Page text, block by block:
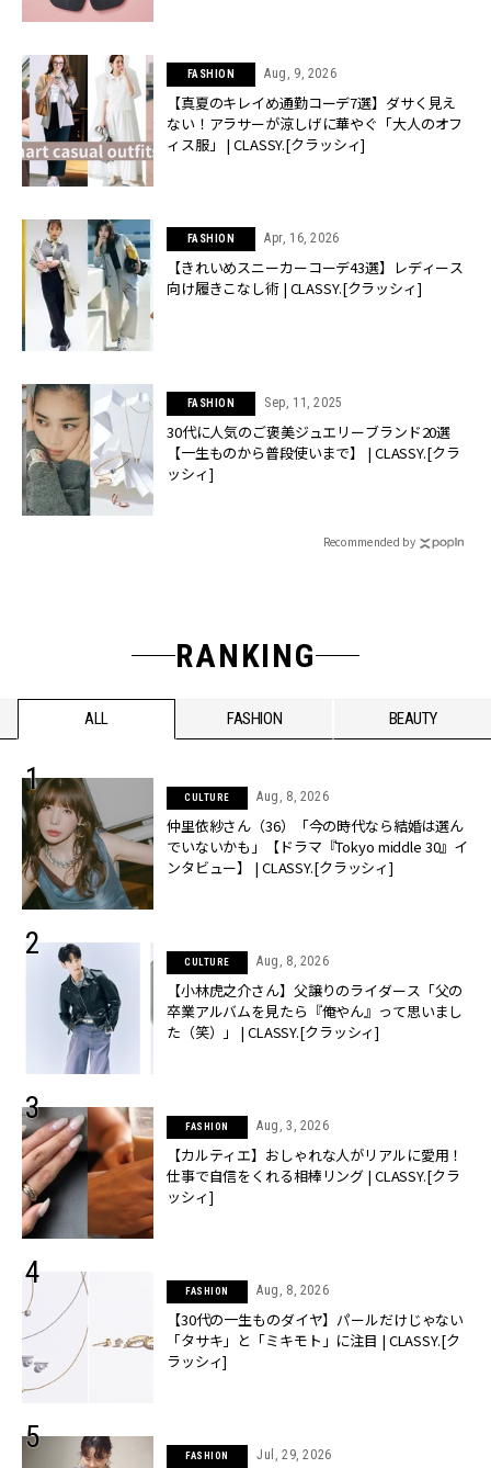
FASHION Aug, 9, 2026
【真夏のキレイめ通勤コーデ7選】ダサく見え
ない！アラサーが涼しげに華やぐ「大人のオフ
ィス服」 | CLASSY.[クラッシィ]
FASHION Apr, 16, 2026
【きれいめスニーカーコーデ43選】レディース
向け履きこなし術 | CLASSY.[クラッシィ]
FASHION Sep, 11, 2025
30代に人気のご褒美ジュエリーブランド20選
【一生ものから普段使いまで】 | CLASSY.[クラ
ッシィ]
Recommended by
RANKING
ALL FASHION BEAUTY
CULTURE Aug, 8, 2026
仲里依紗さん（36）「今の時代なら結婚は選ん
でいないかも」【ドラマ『Tokyo middle 30』イ
ンタビュー】 | CLASSY.[クラッシィ]
CULTURE Aug, 8, 2026
【小林虎之介さん】父譲りのライダース「父の
卒業アルバムを見たら『俺やん』って思いまし
た（笑）」 | CLASSY.[クラッシィ]
FASHION Aug, 3, 2026
【カルティエ】おしゃれな人がリアルに愛用！
仕事で自信をくれる相棒リング | CLASSY.[クラ
ッシィ]
FASHION Aug, 8, 2026
【30代の一生ものダイヤ】パールだけじゃない
「タサキ」と「ミキモト」に注目 | CLASSY.[ク
ラッシィ]
FASHION Jul, 29, 2026